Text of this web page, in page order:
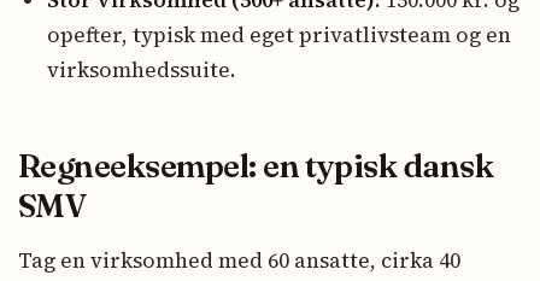
opefter, typisk med eget privatlivsteam og en
virksomhedssuite.
Regneeksempel: en typisk dansk
SMV
Tag en virksomhed med 60 ansatte, cirka 40